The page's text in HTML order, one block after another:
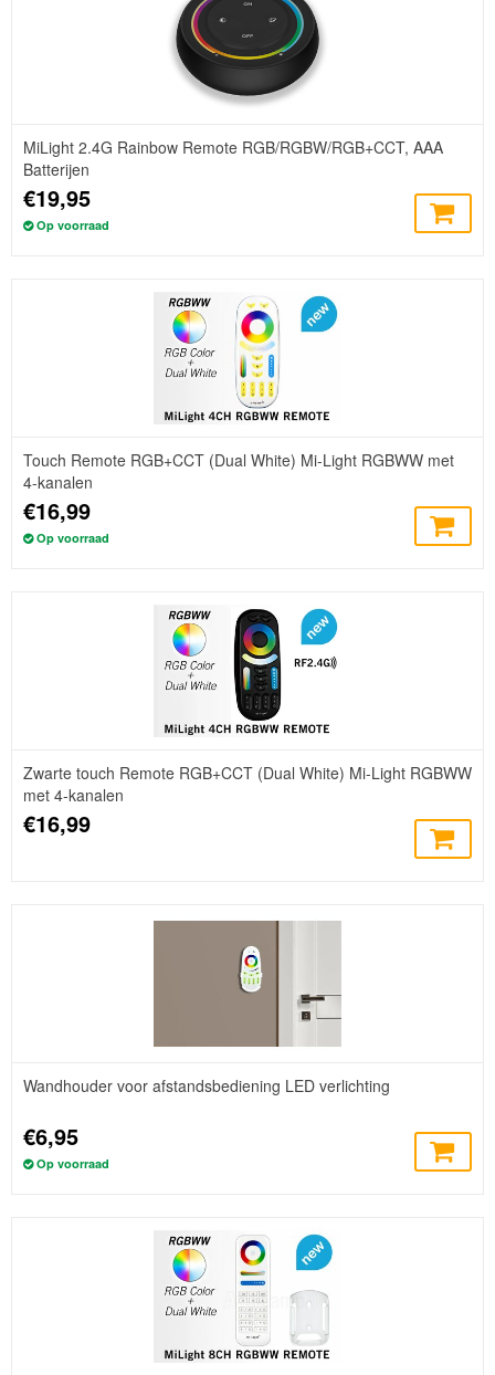
MiLight 2.4G Rainbow Remote RGB/RGBW/RGB+CCT, AAA
Batterijen
€19,95
Op voorraad
Touch Remote RGB+CCT (Dual White) Mi-Light RGBWW met
4-kanalen
€16,99
Op voorraad
Zwarte touch Remote RGB+CCT (Dual White) Mi-Light RGBWW
met 4-kanalen
€16,99
Wandhouder voor afstandsbediening LED verlichting
€6,95
Op voorraad